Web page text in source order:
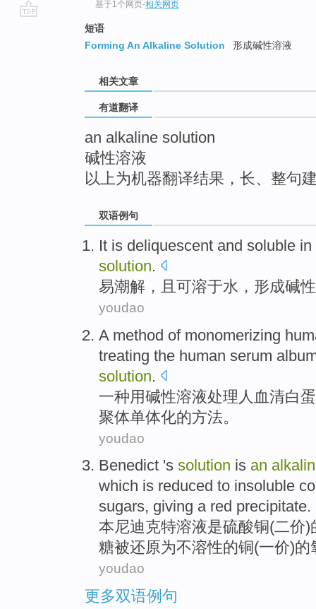
基于1个网页-相关网页
短语
Forming An Alkaline Solution
形成碱性溶液
相关文章
有道翻译
an alkaline solution
碱性溶液
以上为机器翻译结果，长、整句
双语例句
It is deliquescent and soluble in
solution.
易潮解，且可溶于水 ， 形成碱
youdao
A method of monomerizing
treating the human serum
solution.
一种用碱性溶液处理 人 血清白
聚体单体化的方法。
youdao
Benedict 's solution is an
which is reduced to insoluble
sugars, giving a red precipitate.
本尼迪克特溶液是硫酸铜(二价)
糖被还原为不溶性的铜(一价)的
youdao
更多双语例句